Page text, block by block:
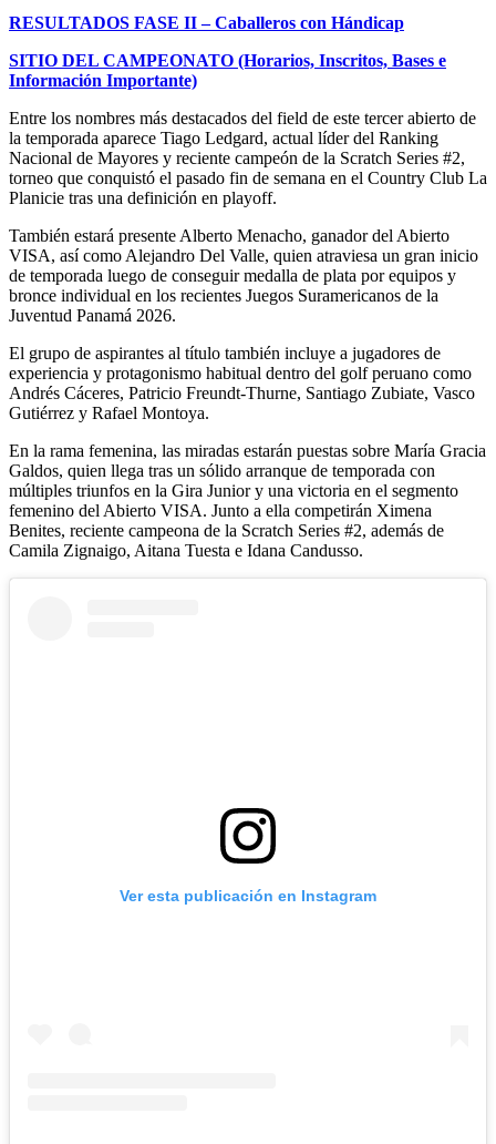
RESULTADOS FASE II – Caballeros con Hándicap
SITIO DEL CAMPEONATO (Horarios, Inscritos, Bases e
Información Importante)
Entre los nombres más destacados del field de este tercer abierto de
la temporada aparece Tiago Ledgard, actual líder del Ranking
Nacional de Mayores y reciente campeón de la Scratch Series #2,
torneo que conquistó el pasado fin de semana en el Country Club La
Planicie tras una definición en playoff.
También estará presente Alberto Menacho, ganador del Abierto
VISA, así como Alejandro Del Valle, quien atraviesa un gran inicio
de temporada luego de conseguir medalla de plata por equipos y
bronce individual en los recientes Juegos Suramericanos de la
Juventud Panamá 2026.
El grupo de aspirantes al título también incluye a jugadores de
experiencia y protagonismo habitual dentro del golf peruano como
Andrés Cáceres, Patricio Freundt-Thurne, Santiago Zubiate, Vasco
Gutiérrez y Rafael Montoya.
En la rama femenina, las miradas estarán puestas sobre María Gracia
Galdos, quien llega tras un sólido arranque de temporada con
múltiples triunfos en la Gira Junior y una victoria en el segmento
femenino del Abierto VISA. Junto a ella competirán Ximena
Benites, reciente campeona de la Scratch Series #2, además de
Camila Zignaigo, Aitana Tuesta e Idana Candusso.
Ver esta publicación en Instagram